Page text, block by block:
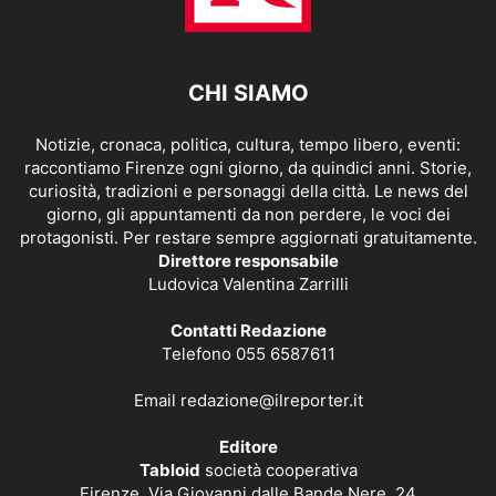
CHI SIAMO
Notizie, cronaca, politica, cultura, tempo libero, eventi:
raccontiamo Firenze ogni giorno, da quindici anni. Storie,
curiosità, tradizioni e personaggi della città. Le news del
giorno, gli appuntamenti da non perdere, le voci dei
protagonisti. Per restare sempre aggiornati gratuitamente.
Direttore responsabile
Ludovica Valentina Zarrilli
Contatti Redazione
Telefono 055 6587611
Email redazione@ilreporter.it
Editore
Tabloid società cooperativa